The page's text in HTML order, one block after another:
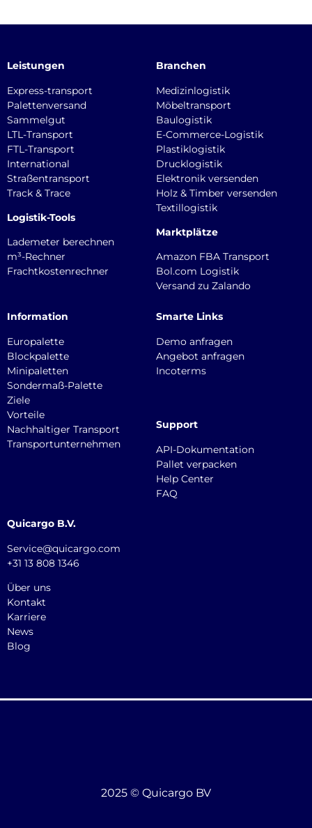
Leistungen
Express-transport
Palettenversand
Sammelgut
LTL-Transport
FTL-Transport
International
Straßentransport
Track & Trace
Logistik-Tools
Lademeter berechnen
m³-Rechner
Frachtkostenrechner
Branchen
Medizinlogistik
Möbeltransport
Baulogistik
E-Commerce-Logistik
Plastiklogistik
Drucklogistik
Elektronik versenden
Holz & Timber versenden
Textillogistik
Marktplätze
Amazon FBA Transport
Bol.com Logistik
Versand zu Zalando
Information
Europalette
Blockpalette
Minipaletten
Sondermaß-Palette
Ziele
Vorteile
Nachhaltiger Transport
Transportunternehmen
Smarte Links
Demo anfragen
Angebot anfragen
Incoterms
Support
API-Dokumentation
Pallet verpacken
Help Center
FAQ
Quicargo B.V.
Service@quicargo.com
+31 13 808 1346
Über uns
Kontakt
Karriere
News
Blog
2025 © Quicargo BV